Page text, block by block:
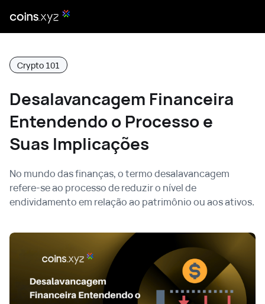
Crypto 101
Desalavancagem Financeira
Entendendo o Processo e
Suas Implicações
No mundo das finanças, o termo desalavancagem
refere-se ao processo de reduzir o nível de
endividamento em relação ao patrimônio ou aos ativos.